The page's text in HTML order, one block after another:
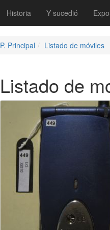
Historia Y sucedió
P. Principal Listado de móviles
Listado de